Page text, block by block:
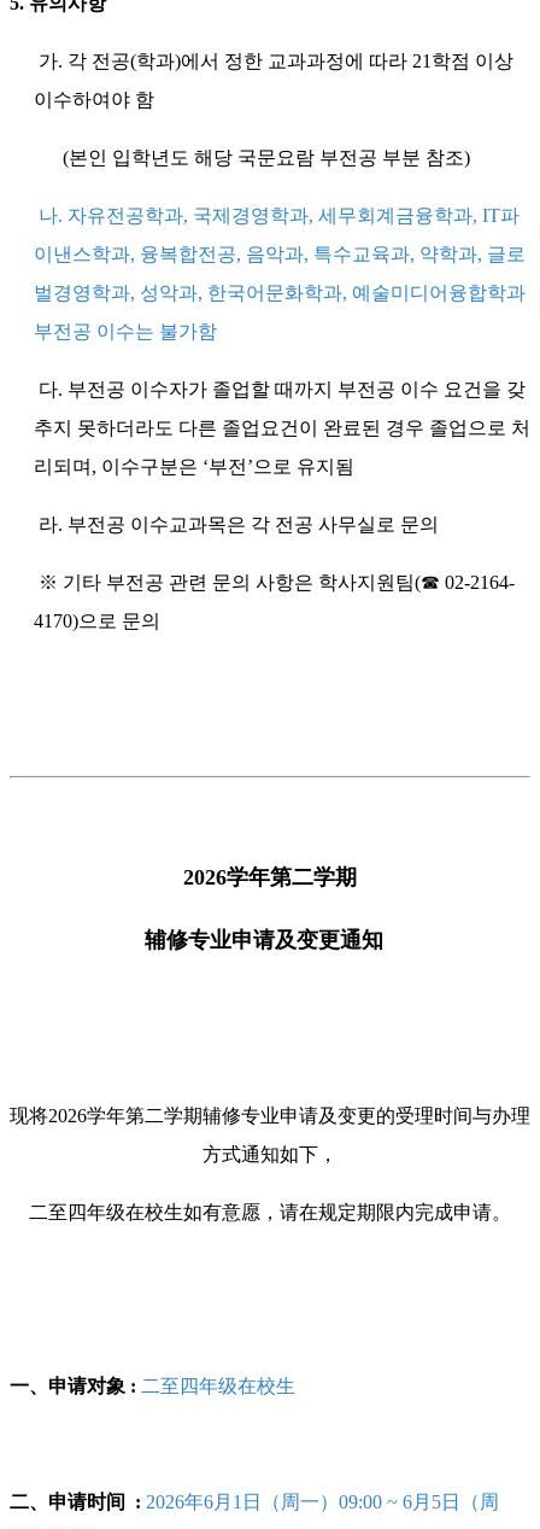
가. 각 전공(학과)에서 정한 교과과정에 따라 21학점 이상
이수하여야 함
(본인 입학년도 해당 국문요람 부전공 부분 참조)
나. 자유전공학과, 국제경영학과, 세무회계금융학과, IT파
이낸스학과, 융복합전공, 음악과, 특수교육과, 약학과, 글로
벌경영학과, 성악과, 한국어문화학과, 예술미디어융합학과
부전공 이수는 불가함
다. 부전공 이수자가 졸업할 때까지 부전공 이수 요건을 갖
추지 못하더라도 다른 졸업요건이 완료된 경우 졸업으로 처
리되며, 이수구분은 ‘부전’으로 유지됨
라. 부전공 이수교과목은 각 전공 사무실로 문의
※ 기타 부전공 관련 문의 사항은 학사지원팀(☎ 02-2164-
4170)으로 문의
2026学年第二学期
辅修专业申请及变更通知
现将2026学年第二学期辅修专业申请及变更的受理时间与办理
方式通知如下，
二至四年级在校生如有意愿，请在规定期限内完成申请。
一、申请对象 : 二至四年级在校生
二、申请时间 : 2026年6月1日（周一）09:00 ~ 6月5日（周